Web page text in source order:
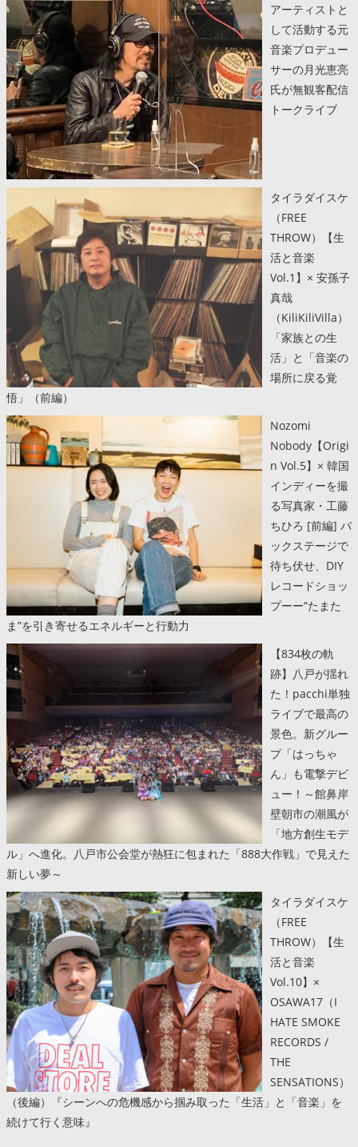
アーティストと
して活動する元
音楽プロデュー
サーの月光恵亮
氏が無観客配信
トークライブ
タイラダイスケ
（FREE
THROW）【生
活と音楽
Vol.1】× 安孫子
真哉
（KiliKiliVilla）
「家族との生
活」と「音楽の
場所に戻る覚
悟」（前編）
Nozomi
Nobody【Origi
n Vol.5】× 韓国
インディーを撮
る写真家・工藤
ちひろ [前編] バ
ックステージで
待ち伏せ、DIY
レコードショッ
プーー“たまた
ま”を引き寄せるエネルギーと行動力
【834枚の軌
跡】八戸が揺れ
た！pacchi単独
ライブで最高の
景色。新グルー
プ「はっちゃ
ん」も電撃デビ
ュー！～館鼻岸
壁朝市の潮風が
「地方創生モデ
ル」へ進化。八戸市公会堂が熱狂に包まれた「888大作戦」で見えた
新しい夢～
タイラダイスケ
（FREE
THROW）【生
活と音楽
Vol.10】×
OSAWA17（I
HATE SMOKE
RECORDS /
THE
SENSATIONS）
（後編）『シーンへの危機感から掴み取った「生活」と「音楽」を
続けて行く意味』